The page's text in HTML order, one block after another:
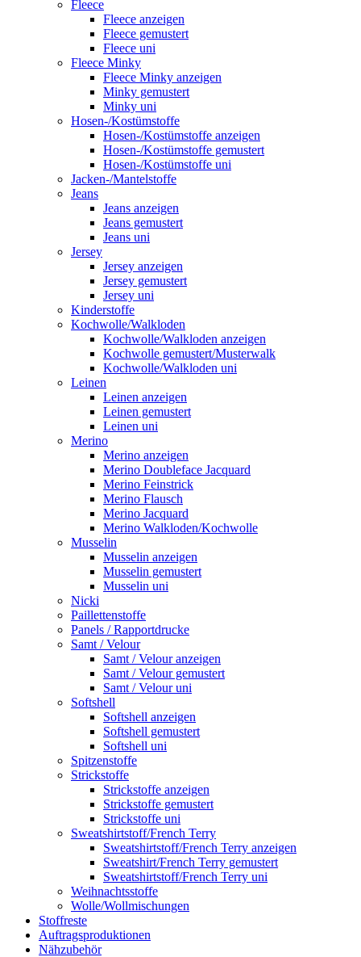
Fleece
Fleece anzeigen
Fleece gemustert
Fleece uni
Fleece Minky
Fleece Minky anzeigen
Minky gemustert
Minky uni
Hosen-/Kostümstoffe
Hosen-/Kostümstoffe anzeigen
Hosen-/Kostümstoffe gemustert
Hosen-/Kostümstoffe uni
Jacken-/Mantelstoffe
Jeans
Jeans anzeigen
Jeans gemustert
Jeans uni
Jersey
Jersey anzeigen
Jersey gemustert
Jersey uni
Kinderstoffe
Kochwolle/Walkloden
Kochwolle/Walkloden anzeigen
Kochwolle gemustert/Musterwalk
Kochwolle/Walkloden uni
Leinen
Leinen anzeigen
Leinen gemustert
Leinen uni
Merino
Merino anzeigen
Merino Doubleface Jacquard
Merino Feinstrick
Merino Flausch
Merino Jacquard
Merino Walkloden/Kochwolle
Musselin
Musselin anzeigen
Musselin gemustert
Musselin uni
Nicki
Paillettenstoffe
Panels / Rapportdrucke
Samt / Velour
Samt / Velour anzeigen
Samt / Velour gemustert
Samt / Velour uni
Softshell
Softshell anzeigen
Softshell gemustert
Softshell uni
Spitzenstoffe
Strickstoffe
Strickstoffe anzeigen
Strickstoffe gemustert
Strickstoffe uni
Sweatshirtstoff/French Terry
Sweatshirtstoff/French Terry anzeigen
Sweatshirt/French Terry gemustert
Sweatshirtstoff/French Terry uni
Weihnachtsstoffe
Wolle/Wollmischungen
Stoffreste
Auftragsproduktionen
Nähzubehör